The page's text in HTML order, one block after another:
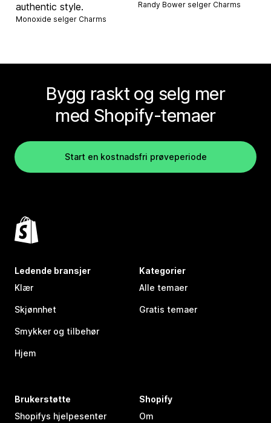
authentic style.
Monoxide selger Charms
Randy Bower selger Charms
Bygg raskt og selg mer
med Shopify-temaer
Start en kostnadsfri prøveperiode
Ledende bransjer
Klær
Skjønnhet
Smykker og tilbehør
Hjem
Kategorier
Alle temaer
Gratis temaer
Brukerstøtte
Shopifys hjelpesenter
Shopify
Om